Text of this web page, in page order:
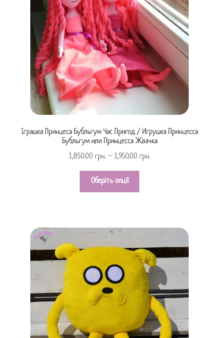
Іграшка Принцеса Бубльгум Час Пригод / Игрушка Принцесса
Бубльгум или Принцесса Жвачка
1,850.00 грн. – 1,950.00 грн.
Оберіть опції